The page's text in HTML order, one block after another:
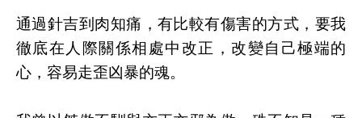
通過針吉到肉知痛，有比較有傷害的方式，要我
徹底在人際關係相處中改正，改變自己極端的
心，容易走歪凶暴的魂。